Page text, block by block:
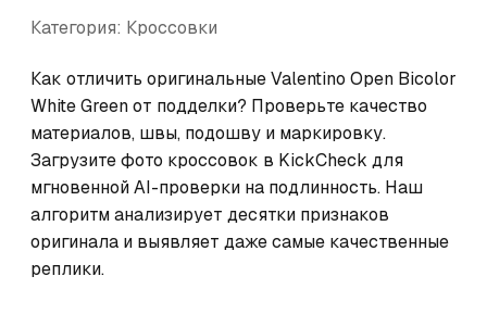
Категория: Кроссовки
Как отличить оригинальные Valentino Open Bicolor
White Green от подделки? Проверьте качество
материалов, швы, подошву и маркировку.
Загрузите фото кроссовок в KickCheck для
мгновенной AI-проверки на подлинность. Наш
алгоритм анализирует десятки признаков
оригинала и выявляет даже самые качественные
реплики.